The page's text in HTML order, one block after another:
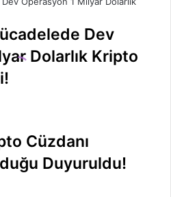
Dev
Dolarlık Kripto
Cüzdanı
Duyuruldu!